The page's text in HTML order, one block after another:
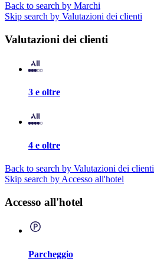
Back to search by Marchi
Skip search by Valutazioni dei clienti
Valutazioni dei clienti
3 e oltre
4 e oltre
Back to search by Valutazioni dei clienti
Skip search by Accesso all'hotel
Accesso all'hotel
Parcheggio